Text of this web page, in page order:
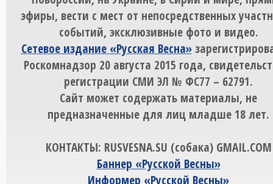
эфиры, вести с мест от непосредственных
событий, эксклюзивные фото и видео.
Сетевое издание «Русская Весна»
Роскомнадзор 20 августа 2015 года,
регистрации СМИ ЭЛ № ФС77 – 62791.
Сайт может содержать материалы, не
предназначенные для лиц младше 18 лет.
КОНТАКТЫ: RUSVESNA.SU (собака) GMAIL.COM
Баннер «Русской Весны»
Информер «Русской Весны»